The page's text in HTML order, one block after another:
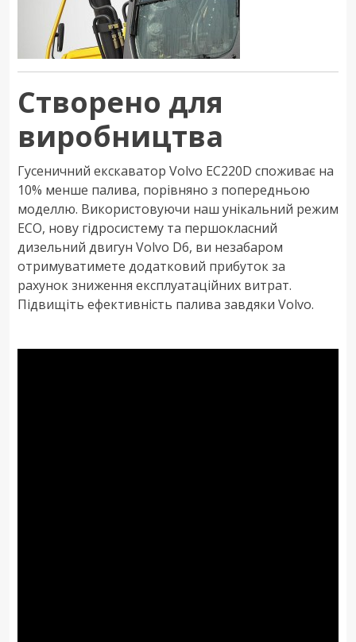
Створено для
виробництва
Гусеничний екскаватор Volvo EC220D споживає на
10% менше палива, порівняно з попередньою
моделлю. Використовуючи наш унікальний режим
ECO, нову гідросистему та першокласний
дизельний двигун Volvo D6, ви незабаром
отримуватимете додатковий прибуток за
рахунок зниження експлуатаційних витрат.
Підвищіть ефективність палива завдяки Volvo.